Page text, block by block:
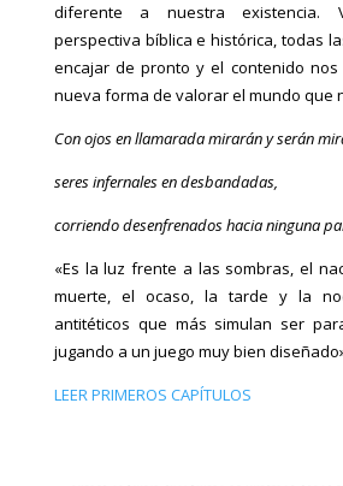
diferente a nuestra existencia.
perspectiva bíblica e histórica, todas
encajar de pronto y el contenido
nueva forma de valorar el mundo que
Con ojos en llamarada mirarán y serán
seres infernales en desbandadas,
corriendo desenfrenados hacia ninguna
«Es la luz frente a las sombras, el
muerte, el ocaso, la tarde y la
antitéticos que más simulan ser
jugando a un juego muy bien
LEER PRIMEROS CAPÍTULOS